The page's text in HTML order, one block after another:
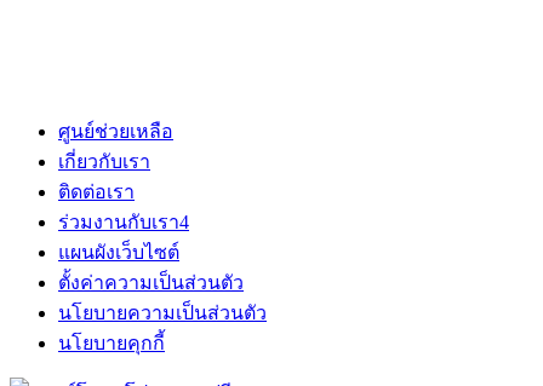
ศูนย์ช่วยเหลือ
เกี่ยวกับเรา
ติดต่อเรา
ร่วมงานกับเรา4
แผนผังเว็บไซต์
ตั้งค่าความเป็นส่วนตัว
นโยบายความเป็นส่วนตัว
นโยบายคุกกี้